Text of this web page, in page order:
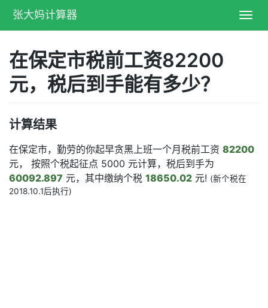
张大妈计算器
在保定市税前工资82200
元，税后到手能有多少？
计算结果
在保定市，勤劳的你起早贪黑上班一个月税前工资 82200
元， 按照个税起征点 5000 元计算，税后到手为
60092.897 元，其中缴纳个税 18650.02 元! (新个税在
2018.10.1后执行)